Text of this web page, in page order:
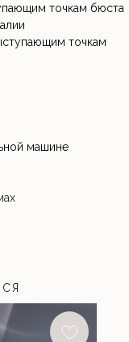
точкам бюста
точкам
машине